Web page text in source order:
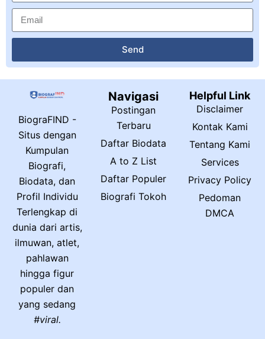
Send
BiograFIND -
Situs dengan
Kumpulan
Biografi,
Biodata, dan
Profil Individu
Terlengkap di
dunia dari artis,
ilmuwan, atlet,
pahlawan
hingga figur
populer dan
yang sedang
#viral.
Navigasi
Postingan
Terbaru
Daftar Biodata
A to Z List
Daftar Populer
Biografi Tokoh
Helpful Link
Disclaimer
Kontak Kami
Tentang Kami
Services
Privacy Policy
Pedoman
DMCA